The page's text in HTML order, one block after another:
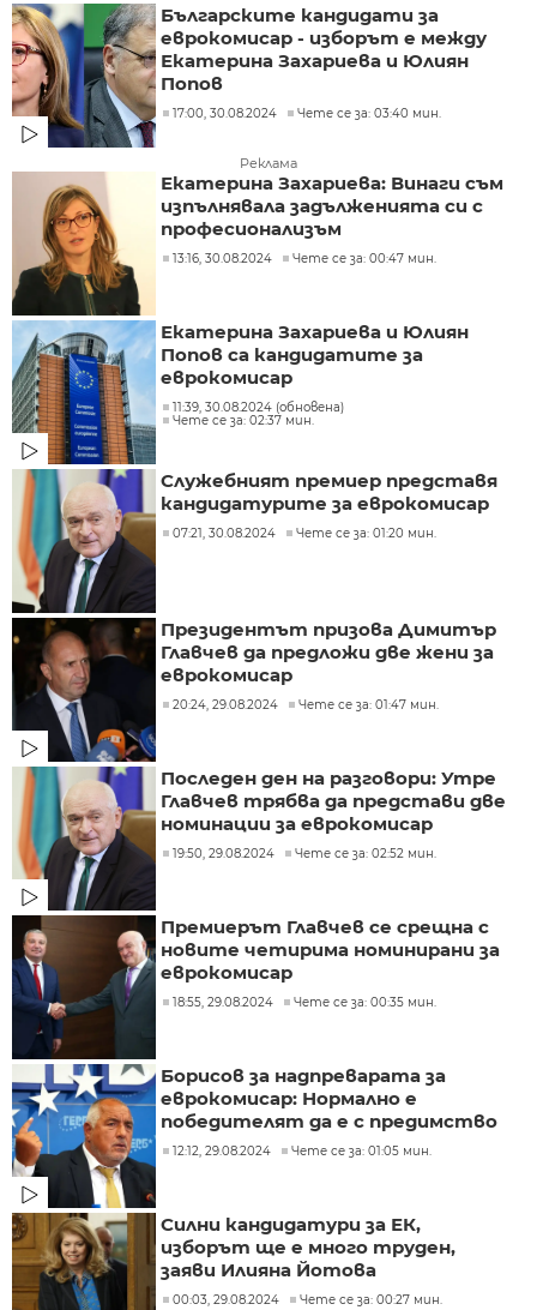
Българските кандидати за
еврокомисар - изборът е между
Екатерина Захариева и Юлиян
Попов
17:00, 30.08.2024 Чете се за: 03:40 мин.
Реклама
Екатерина Захариева: Винаги съм
изпълнявала задълженията си с
професионализъм
13:16, 30.08.2024 Чете се за: 00:47 мин.
Екатерина Захариева и Юлиян
Попов са кандидатите за
еврокомисар
11:39, 30.08.2024 (обновена)
Чете се за: 02:37 мин.
Служебният премиер представя
кандидатурите за еврокомисар
07:21, 30.08.2024 Чете се за: 01:20 мин.
Президентът призова Димитър
Главчев да предложи две жени за
еврокомисар
20:24, 29.08.2024 Чете се за: 01:47 мин.
Последен ден на разговори: Утре
Главчев трябва да представи две
номинации за еврокомисар
19:50, 29.08.2024 Чете се за: 02:52 мин.
Премиерът Главчев се срещна с
новите четирима номинирани за
еврокомисар
18:55, 29.08.2024 Чете се за: 00:35 мин.
Борисов за надпреварата за
еврокомисар: Нормално е
победителят да е с предимство
12:12, 29.08.2024 Чете се за: 01:05 мин.
Силни кандидатури за ЕК,
изборът ще е много труден,
заяви Илияна Йотова
00:03, 29.08.2024 Чете се за: 00:27 мин.